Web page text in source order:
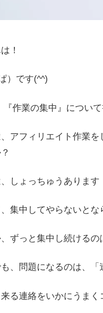
！
）です(^^)
『作業の集中』について
アフィリエイト作業
しょっちゅうあります
集中してやらないとな
ずっと集中し続けるの
、問題になるのは、「
る連絡をいかにうまく